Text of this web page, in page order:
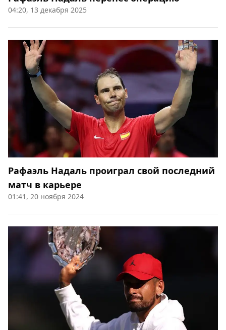
04:20, 13 декабря 2025
Рафаэль Надаль проиграл свой последний
матч в карьере
01:41, 20 ноября 2024